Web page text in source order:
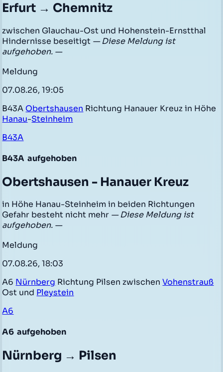
Erfurt → Chemnitz
zwischen Glauchau-Ost und Hohenstein-Ernstthal
Hindernisse beseitigt — Diese Meldung ist
aufgehoben. —
Meldung
07.08.26, 19:05
B43A Obertshausen Richtung Hanauer Kreuz in Höhe
Hanau-Steinheim
B43A
B43A aufgehoben
Obertshausen - Hanauer Kreuz
in Höhe Hanau-Steinheim in beiden Richtungen
Gefahr besteht nicht mehr — Diese Meldung ist
aufgehoben. —
Meldung
07.08.26, 18:03
A6 Nürnberg Richtung Pilsen zwischenVohenstrauß
Ost und Pleystein
A6
A6 aufgehoben
Nürnberg → Pilsen